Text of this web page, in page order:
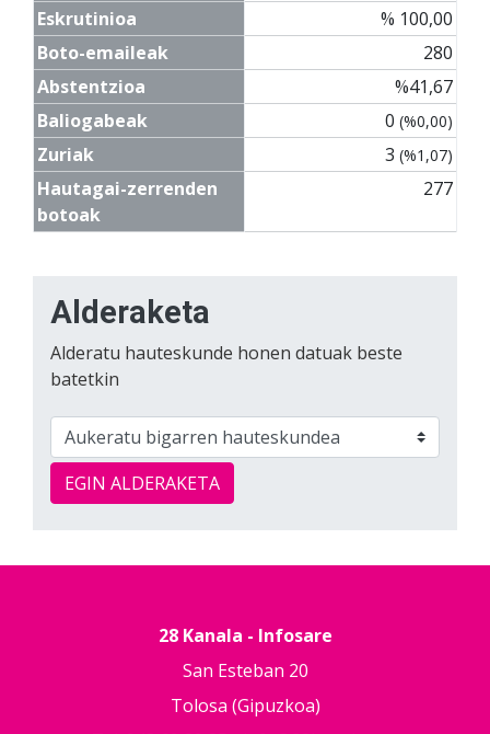
Eskrutinioa
% 100,00
Boto-emaileak
280
Abstentzioa
%41,67
Baliogabeak
0 (%0,00)
Zuriak 3 (%1,07)
Hautagai-zerrenden
botoak
277
Alderaketa
Alderatu hauteskunde honen datuak beste
batetkin
EGIN ALDERAKETA
28 Kanala - Infosare
San Esteban 20
Tolosa (Gipuzkoa)